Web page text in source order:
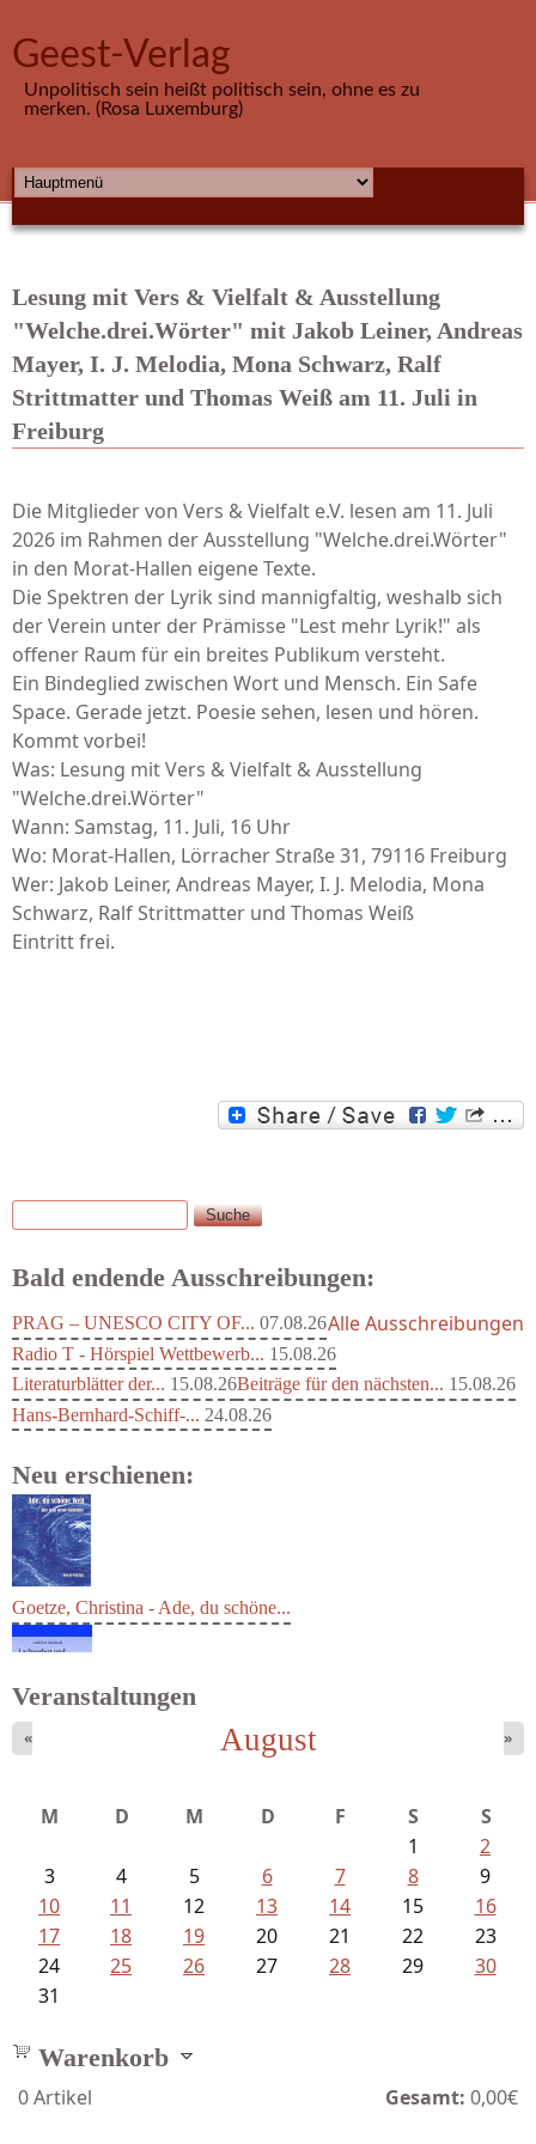
Geest-Verlag
Unpolitisch sein heißt politisch sein, ohne es zu
merken. (Rosa Luxemburg)
HAUPTMENÜ
Lesung mit Vers & Vielfalt & Ausstellung
"Welche.drei.Wörter" mit Jakob Leiner, Andreas
Mayer, I. J. Melodia, Mona Schwarz, Ralf
Strittmatter und Thomas Weiß am 11. Juli in
Freiburg
Die Mitglieder von Vers & Vielfalt e.V. lesen am 11. Juli
2026 im Rahmen der Ausstellung "Welche.drei.Wörter"
in den Morat-Hallen eigene Texte.
Die Spektren der Lyrik sind mannigfaltig, weshalb sich
der Verein unter der Prämisse "Lest mehr Lyrik!" als
offener Raum für ein breites Publikum versteht.
Ein Bindeglied zwischen Wort und Mensch. Ein Safe
Space. Gerade jetzt. Poesie sehen, lesen und hören.
Kommt vorbei!
Was: Lesung mit Vers & Vielfalt & Ausstellung
"Welche.drei.Wörter"
Wann: Samstag, 11. Juli, 16 Uhr
Wo: Morat-Hallen, Lörracher Straße 31, 79116 Freiburg
Wer: Jakob Leiner, Andreas Mayer, I. J. Melodia, Mona
Schwarz, Ralf Strittmatter und Thomas Weiß
Eintritt frei.
Suchformular
Suche
Bald endende Ausschreibungen:
PRAG – UNESCO CITY OF... 07.08.26
Radio T - Hörspiel Wettbewerb... 15.08.26
Literaturblätter der... 15.08.26Beiträge für den nächsten... 15.08.26
Hans-Bernhard-Schiff-... 24.08.26
Alle Ausschreibungen
Neu erschienen:
Goetze, Christina - Ade, du schöne...
Veranstaltungen
August
« »
M D M D F S
S
1
2
3
4 5 6 7 8
9
10
11 12 13 14 15
16
17
18 19 20 21 22
23
24
25 26 27 28 29
30
31
Warenkorb
0Artikel Gesamt: 0,00€